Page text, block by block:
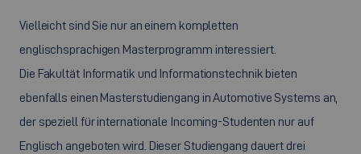
Vielleicht sind Sie nur an einem kompletten
englischsprachigen Masterprogramm interessiert.
Die Fakultät Informatik und Informationstechnik bieten
ebenfalls einen Masterstudiengang in Automotive Systems an,
der speziell für internationale Incoming-Studenten nur auf
Englisch angeboten wird. Dieser Studiengang dauert drei